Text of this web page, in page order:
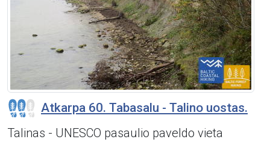
Atkarpa 60. Tabasalu - Talino uostas.
Talinas - UNESCO pasaulio paveldo vieta